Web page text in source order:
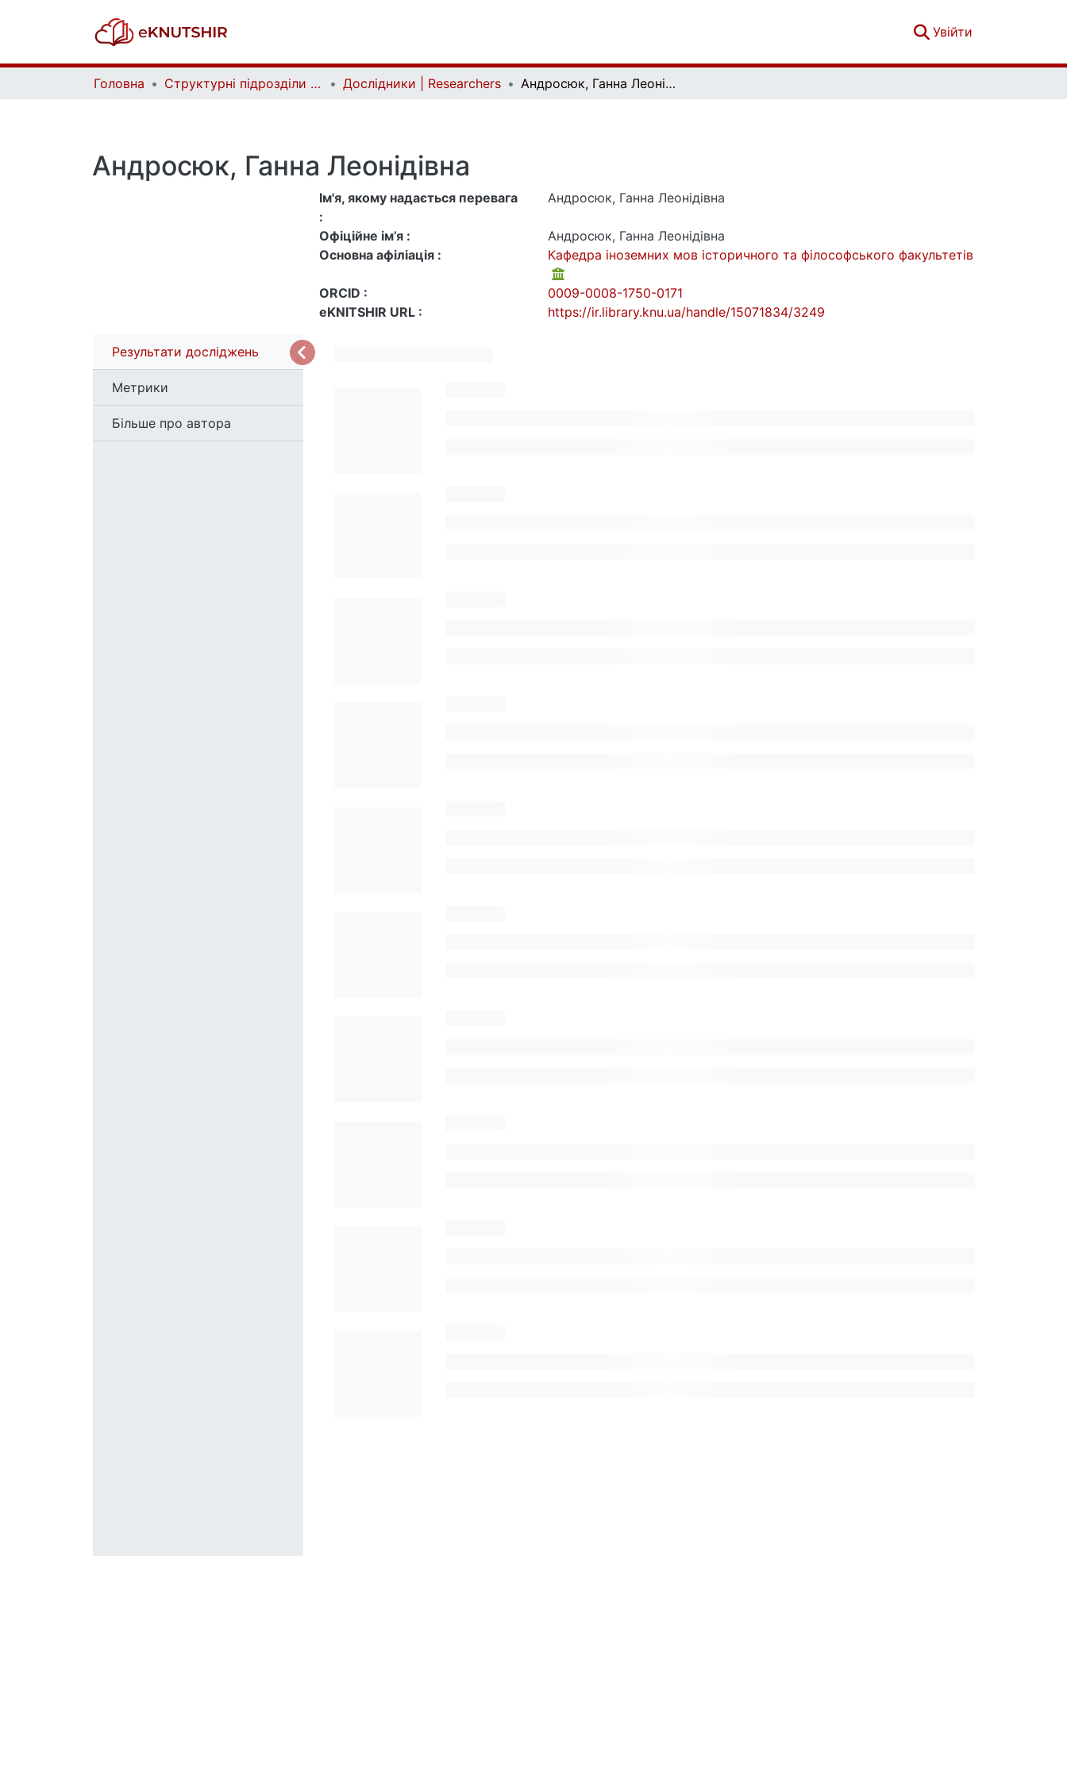
Увійти
Головна Структурні підрозділи Київського національного університету імені Тараса Шевченка та Організації | Faculties, Institutes and Departments of Taras Shevchenko National University of Kyiv and Organizations Дослідники | Researchers Андросюк, Ганна Леонідівна
Андросюк, Ганна Леонідівна
Ім'я, якому надається перевага
:
Андросюк, Ганна Леонідівна
Офіційне ім’я :
Андросюк, Ганна Леонідівна
Основна афіліація :
Кафедра іноземних мов історичного та філософського факультетів
ORCID :
0009-0008-1750-0171
eKNITSHIR URL :
https://ir.library.knu.ua/handle/15071834/3249
Результати досліджень
Метрики
Більше про автора